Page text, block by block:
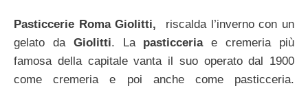
Pasticcerie Roma Giolitti,
riscalda l’inverno con un
gelato da Giolitti. La pasticceriae cremeria più
famosa della capitale vanta il suo operato dal 1900
come cremeria e poi anche come pasticceria.